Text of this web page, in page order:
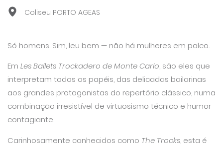
Coliseu PORTO AGEAS
Só homens. Sim, leu bem — não há mulheres em palco.
Em Les Ballets Trockadero de Monte Carlo, são eles que
interpretam todos os papéis, das delicadas bailarinas
aos grandes protagonistas do repertório clássico, numa
combinação irresistível de virtuosismo técnico e humor
contagiante.
Carinhosamente conhecidos como The Trocks, esta é